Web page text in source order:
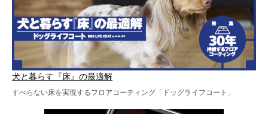
犬と暮らす『床』の最適解
すべらない床を実現するフロアコーティング「ドッグライフコート」